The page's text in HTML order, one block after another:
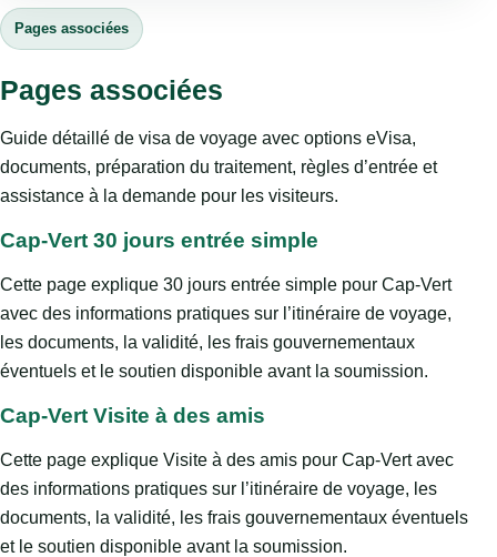
Pages associées
Pages associées
Guide détaillé de visa de voyage avec options eVisa,
documents, préparation du traitement, règles d’entrée et
assistance à la demande pour les visiteurs.
Cap-Vert 30 jours entrée simple
Cette page explique 30 jours entrée simple pour Cap-Vert
avec des informations pratiques sur l’itinéraire de voyage,
les documents, la validité, les frais gouvernementaux
éventuels et le soutien disponible avant la soumission.
Cap-Vert Visite à des amis
Cette page explique Visite à des amis pour Cap-Vert avec
des informations pratiques sur l’itinéraire de voyage, les
documents, la validité, les frais gouvernementaux éventuels
et le soutien disponible avant la soumission.